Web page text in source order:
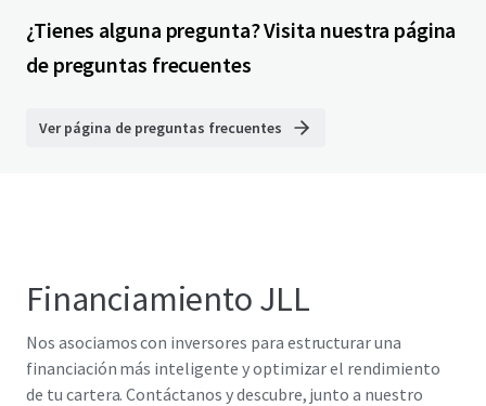
¿Tienes alguna pregunta? Visita nuestra página
de preguntas frecuentes
Ver página de preguntas frecuentes
Financiamiento JLL
Nos asociamos con inversores para estructurar una
financiación más inteligente y optimizar el rendimiento
de tu cartera. Contáctanos y descubre, junto a nuestro